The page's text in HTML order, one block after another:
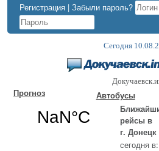
Регистрация | Забыли пароль?
Сегодня
Прогноз
Автобусы
рейсы в
г. Донецк
сегодня в: